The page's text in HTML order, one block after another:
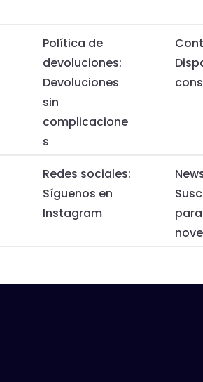
Política de
devoluciones:
Devoluciones
sin
complicacione
s
Redes sociales:
Síguenos en
Instagram